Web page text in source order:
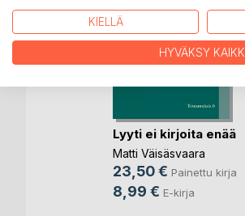
Lyyti ei kirjoita enää
Matti Väisäsvaara
23,50 € Painettu kirja
8,99 € E-kirja
KIELLÄ
HYVÄKSY KAIKKI